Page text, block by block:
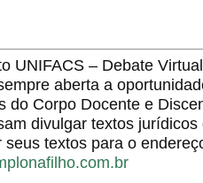
UNIFACS – Debate
aberta a
do Corpo Docente e
divulgar textos
seus textos para o